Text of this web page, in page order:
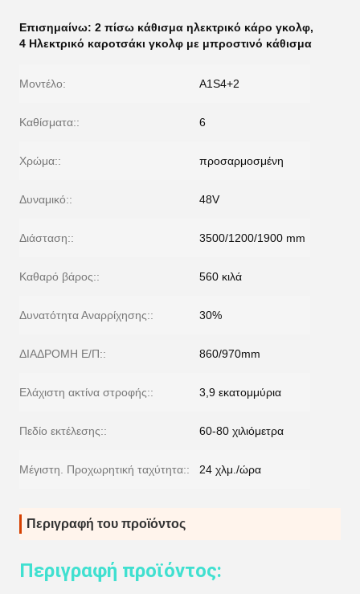
Επισημαίνω: 2 πίσω κάθισμα ηλεκτρικό κάρο γκολφ,
4 Ηλεκτρικό καροτσάκι γκολφ με μπροστινό κάθισμα
Μοντέλο: A1S4+2
Καθίσματα:: 6
Χρώμα:: προσαρμοσμένη
Δυναμικό:: 48V
Διάσταση:: 3500/1200/1900 mm
Καθαρό βάρος:: 560 κιλά
Δυνατότητα Αναρρίχησης:: 30%
ΔΙΑΔΡΟΜΗ Ε/Π:: 860/970mm
Ελάχιστη ακτίνα στροφής:: 3,9 εκατομμύρια
Πεδίο εκτέλεσης:: 60-80 χιλιόμετρα
Μέγιστη. Προχωρητική ταχύτητα:: 24 χλμ./ώρα
Περιγραφή του προϊόντος
Περιγραφή προϊόντος: